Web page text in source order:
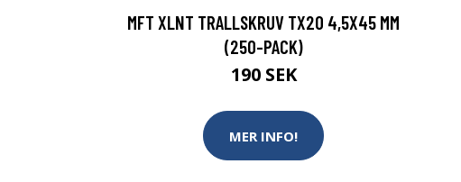
MFT XLNT TRALLSKRUV TX20 4,5X45 MM
(250-PACK)
190 SEK
MER INFO!